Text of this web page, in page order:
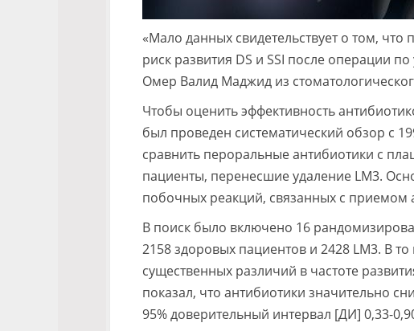
«Мало данных свидетельствует о том,
риск развития DS и SSI после операции
Омер Валид Маджид из
Чтобы оценить эффективность
был проведен систематический обзор с
сравнить пероральные антибиотики с
пациенты, перенесшие удаление LM3.
побочных реакций, связанных с приемом
В поиск было включено 16
2158 здоровых пациентов и 2428 LM3. В
существенных различий в частоте
показал, что антибиотики значительно
95% доверительный интервал [ДИ] 0,33-